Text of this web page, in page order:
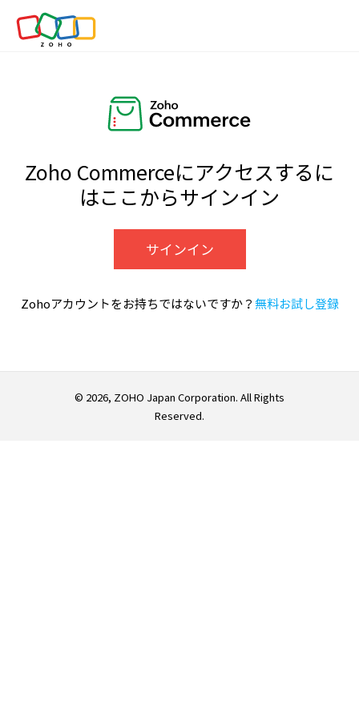
Zoho Commerceにアクセスするに
はここからサインイン
サインイン
Zohoアカウントをお持ちではないですか？無料お試し登録
© 2026, ZOHO Japan Corporation. All Rights
Reserved.